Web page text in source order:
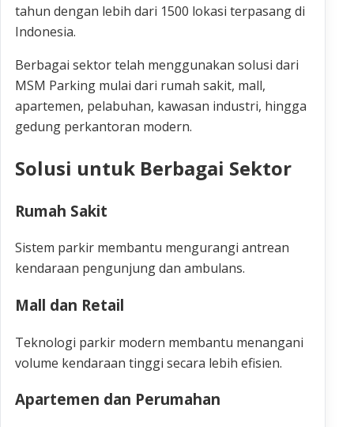
tahun dengan lebih dari 1500 lokasi terpasang di
Indonesia.
Berbagai sektor telah menggunakan solusi dari
MSM Parking mulai dari rumah sakit, mall,
apartemen, pelabuhan, kawasan industri, hingga
gedung perkantoran modern.
Solusi untuk Berbagai Sektor
Rumah Sakit
Sistem parkir membantu mengurangi antrean
kendaraan pengunjung dan ambulans.
Mall dan Retail
Teknologi parkir modern membantu menangani
volume kendaraan tinggi secara lebih efisien.
Apartemen dan Perumahan